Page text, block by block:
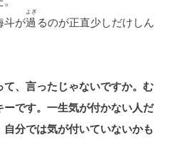
斗が過
よぎ
るのが正直少しだけしん
て、言ったじゃないですか。む
ーです。一生気が付かない人だ
分では気が付いていないかも